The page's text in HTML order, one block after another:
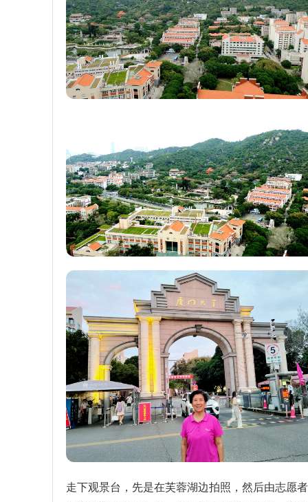
走下观景台，先是在芙蓉湖边拍照，然后由志愿